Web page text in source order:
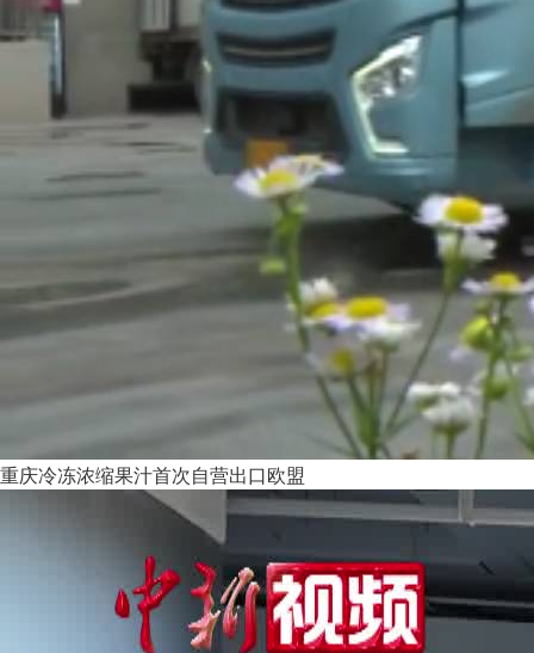
重庆冷冻浓缩果汁首次自营出口欧盟